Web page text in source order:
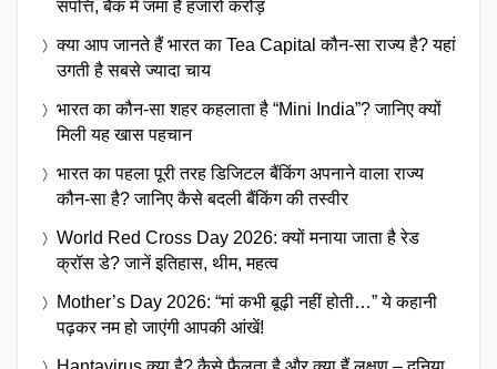
संपत्ति, बैंक में जमा हैं हजारों करोड़
क्या आप जानते हैं भारत का Tea Capital कौन-सा राज्य है? यहां
उगती है सबसे ज्यादा चाय
भारत का कौन-सा शहर कहलाता है “Mini India”? जानिए क्यों
मिली यह खास पहचान
भारत का पहला पूरी तरह डिजिटल बैंकिंग अपनाने वाला राज्य
कौन-सा है? जानिए कैसे बदली बैंकिंग की तस्वीर
World Red Cross Day 2026: क्यों मनाया जाता है रेड
क्रॉस डे? जानें इतिहास, थीम, महत्व
Mother’s Day 2026: “मां कभी बूढ़ी नहीं होती…” ये कहानी
पढ़कर नम हो जाएंगी आपकी आंखें!